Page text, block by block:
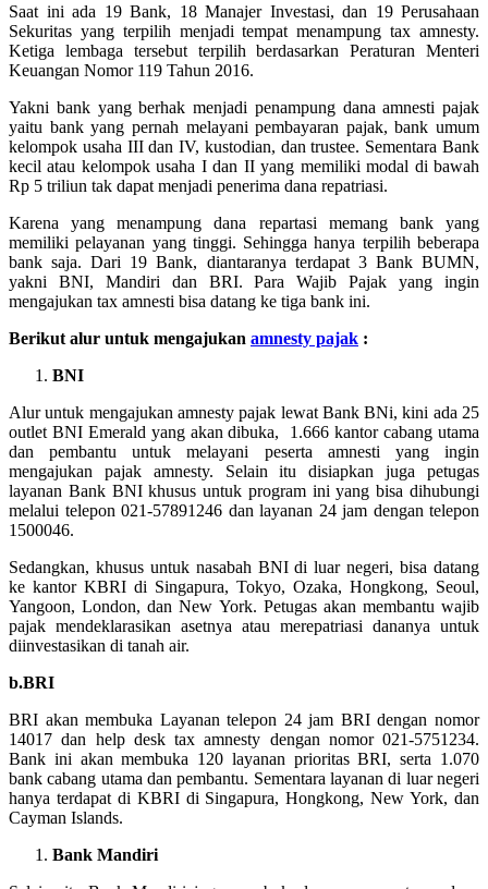
Saat ini ada 19 Bank, 18 Manajer Investasi, dan 19 Perusahaan
Sekuritas yang terpilih menjadi tempat menampung tax amnesty.
Ketiga lembaga tersebut terpilih berdasarkan Peraturan Menteri
Keuangan Nomor 119 Tahun 2016.
Yakni bank yang berhak menjadi penampung dana amnesti pajak
yaitu bank yang pernah melayani pembayaran pajak, bank umum
kelompok usaha III dan IV, kustodian, dan trustee. Sementara Bank
kecil atau kelompok usaha I dan II yang memiliki modal di bawah
Rp 5 triliun tak dapat menjadi penerima dana repatriasi.
Karena yang menampung dana repartasi memang bank yang
memiliki pelayanan yang tinggi. Sehingga hanya terpilih beberapa
bank saja. Dari 19 Bank, diantaranya terdapat 3 Bank BUMN,
yakni BNI, Mandiri dan BRI. Para Wajib Pajak yang ingin
mengajukan tax amnesti bisa datang ke tiga bank ini.
Berikut alur untuk mengajukan amnesty pajak :
BNI
Alur untuk mengajukan amnesty pajak lewat Bank BNi, kini ada 25
outlet BNI Emerald yang akan dibuka, 1.666 kantor cabang utama
dan pembantu untuk melayani peserta amnesti yang ingin
mengajukan pajak amnesty. Selain itu disiapkan juga petugas
layanan Bank BNI khusus untuk program ini yang bisa dihubungi
melalui telepon 021-57891246 dan layanan 24 jam dengan telepon
1500046.
Sedangkan, khusus untuk nasabah BNI di luar negeri, bisa datang
ke kantor KBRI di Singapura, Tokyo, Ozaka, Hongkong, Seoul,
Yangoon, London, dan New York. Petugas akan membantu wajib
pajak mendeklarasikan asetnya atau merepatriasi dananya untuk
diinvestasikan di tanah air.
b.BRI
BRI akan membuka Layanan telepon 24 jam BRI dengan nomor
14017 dan help desk tax amnesty dengan nomor 021-5751234.
Bank ini akan membuka 120 layanan prioritas BRI, serta 1.070
bank cabang utama dan pembantu. Sementara layanan di luar negeri
hanya terdapat di KBRI di Singapura, Hongkong, New York, dan
Cayman Islands.
Bank Mandiri